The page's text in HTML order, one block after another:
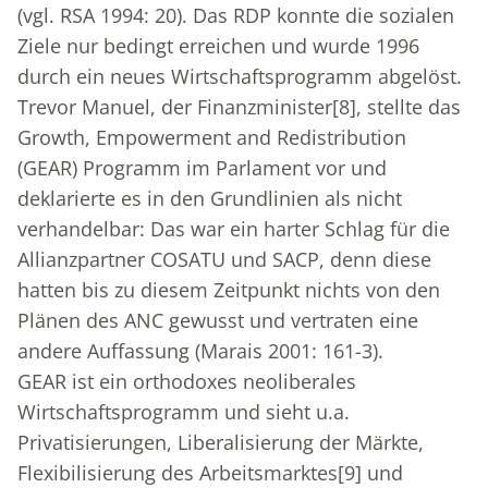
(vgl. RSA 1994: 20). Das RDP konnte die sozialen
Ziele nur bedingt erreichen und wurde 1996
durch ein neues Wirtschaftsprogramm abgelöst.
Trevor Manuel, der Finanzminister[8], stellte das
Growth, Empowerment and Redistribution
(GEAR) Programm im Parlament vor und
deklarierte es in den Grundlinien als nicht
verhandelbar: Das war ein harter Schlag für die
Allianzpartner COSATU und SACP, denn diese
hatten bis zu diesem Zeitpunkt nichts von den
Plänen des ANC gewusst und vertraten eine
andere Auffassung (Marais 2001: 161-3).
GEAR ist ein orthodoxes neoliberales
Wirtschaftsprogramm und sieht u.a.
Privatisierungen, Liberalisierung der Märkte,
Flexibilisierung des Arbeitsmarktes[9] und